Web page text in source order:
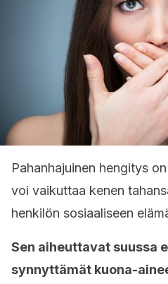
Pahanhajuinen hengitys
voi vaikuttaa kenen
henkilön sosiaaliseen
Sen aiheuttavat suussa
synnyttämät kuona-